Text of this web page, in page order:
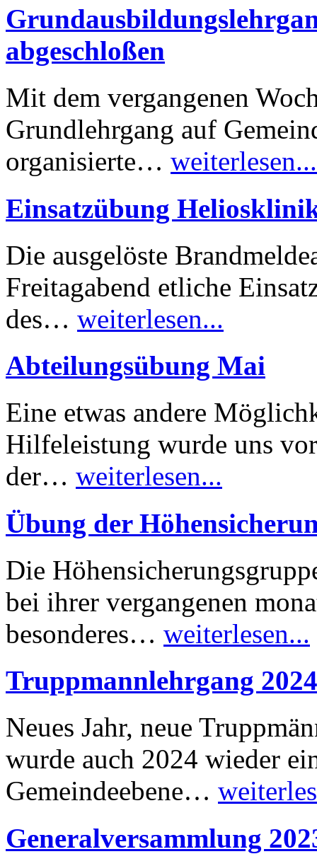
abgeschloßen
Mit dem vergangenen
Grundlehrgang auf
organisierte… weiterlesen...
Einsatzübung
Die ausgelöste
Freitagabend etliche
des… weiterlesen...
Abteilungsübung Mai
Eine etwas andere
Hilfeleistung wurde uns
der… weiterlesen...
Übung der
Die
bei ihrer vergangenen
besonderes… weiterlesen...
Truppmannlehrgang 2024
Neues Jahr, neue
wurde auch 2024 wieder
Gemeindeebene…
Generalversammlung